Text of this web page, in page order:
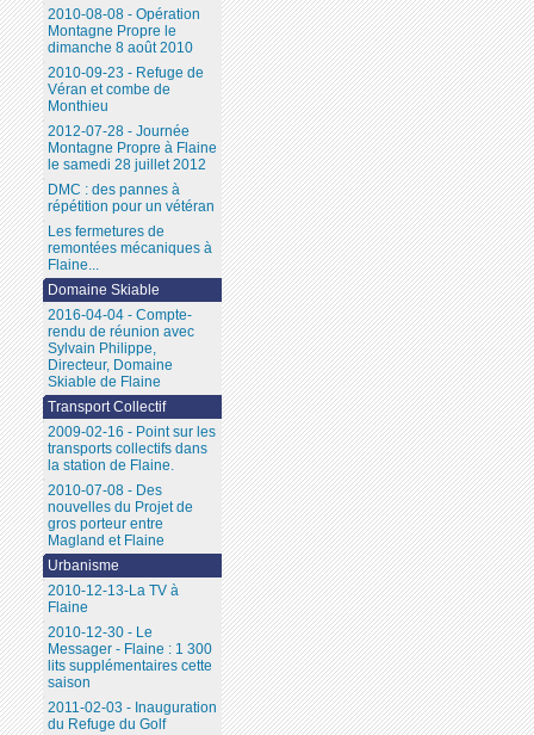
2010-08-08 - Opération
Montagne Propre le
dimanche 8 août 2010
2010-09-23 - Refuge de
Véran et combe de
Monthieu
2012-07-28 - Journée
Montagne Propre à Flaine
le samedi 28 juillet 2012
DMC : des pannes à
répétition pour un vétéran
Les fermetures de
remontées mécaniques à
Flaine...
Domaine Skiable
2016-04-04 - Compte-
rendu de réunion avec
Sylvain Philippe,
Directeur, Domaine
Skiable de Flaine
Transport Collectif
2009-02-16 - Point sur les
transports collectifs dans
la station de Flaine.
2010-07-08 - Des
nouvelles du Projet de
gros porteur entre
Magland et Flaine
Urbanisme
2010-12-13-La TV à
Flaine
2010-12-30 - Le
Messager - Flaine : 1 300
lits supplémentaires cette
saison
2011-02-03 - Inauguration
du Refuge du Golf